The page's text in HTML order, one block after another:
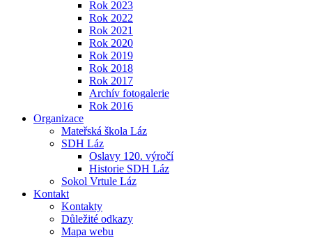
Rok 2023
Rok 2022
Rok 2021
Rok 2020
Rok 2019
Rok 2018
Rok 2017
Archív fotogalerie
Rok 2016
Organizace
Mateřská škola Láz
SDH Láz
Oslavy 120. výročí
Historie SDH Láz
Sokol Vrtule Láz
Kontakt
Kontakty
Důležité odkazy
Mapa webu